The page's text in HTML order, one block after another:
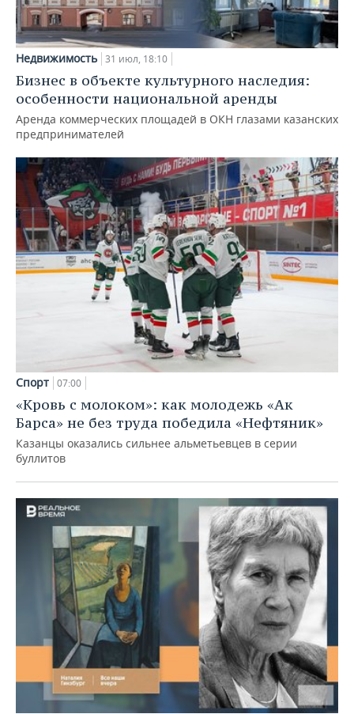
Недвижимость 31 июл, 18:10
Бизнес в объекте культурного наследия:
особенности национальной аренды
Аренда коммерческих площадей в ОКН глазами казанских
предпринимателей
Спорт 07:00
«Кровь с молоком»: как молодежь «Ак
Барса» не без труда победила «Нефтяник»
Казанцы оказались сильнее альметьевцев в серии
буллитов